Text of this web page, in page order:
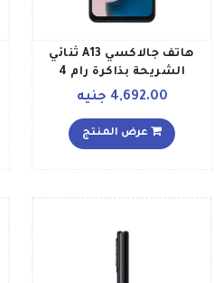
هاتف جالاكسي A13 ثنائي
الشريحة بذاكرة رام 4
بلون أسود إصدار الشرق
4,692.00 جنيه
عرض المنتج